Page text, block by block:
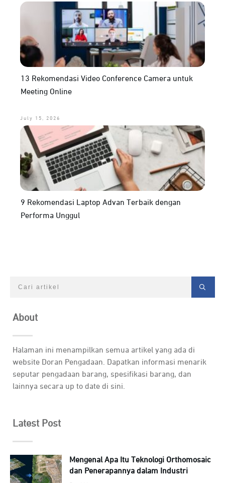
13 Rekomendasi Video Conference Camera untuk
Meeting Online
July 15, 2026
9 Rekomendasi Laptop Advan Terbaik dengan
Performa Unggul
About
Halaman ini menampilkan semua artikel yang ada di
website Doran Pengadaan. Dapatkan informasi menarik
seputar pengadaan barang, spesifikasi barang, dan
lainnya secara up to date di sini.
Latest Post
Mengenal Apa Itu Teknologi Orthomosaic
dan Penerapannya dalam Industri